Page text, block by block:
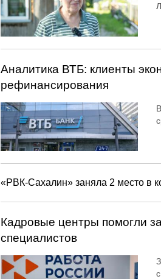
Аналитика ВТБ: клиенты
рефинансирования
«РВК‑Сахалин» заняла 2 место в
Кадровые центры помогли
специалистов